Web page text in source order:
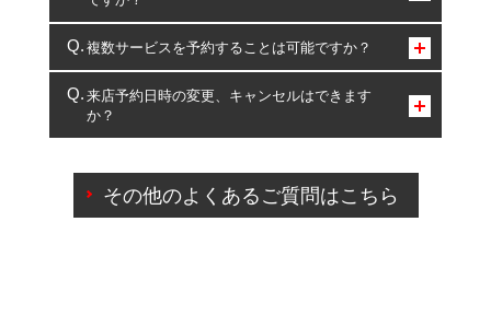
コクピット・タイヤ館のみとなります。
複数サービスを予約することは可能ですか？
複数サービスのご予約は可能です。
一部の商品・サービスの組み合わせに限り、同時にご予約が
出来ないものもございます。
来店予約日時の変更、キャンセルはできます
か？
ご来店予約日の3営業日前を過ぎている場合のご予約
の日時変更につきましては、直接ご予約の店舗まで
その他のよくあるご質問はこちら